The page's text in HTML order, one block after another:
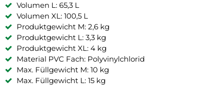
Volumen L: 65,3 L
Volumen XL: 100,5 L
Produktgewicht M: 2,6 kg
Produktgewicht L: 3,3 kg
Produktgewicht XL: 4 kg
Material PVC Fach: Polyvinylchlorid
Max. Füllgewicht M: 10 kg
Max. Füllgewicht L: 15 kg